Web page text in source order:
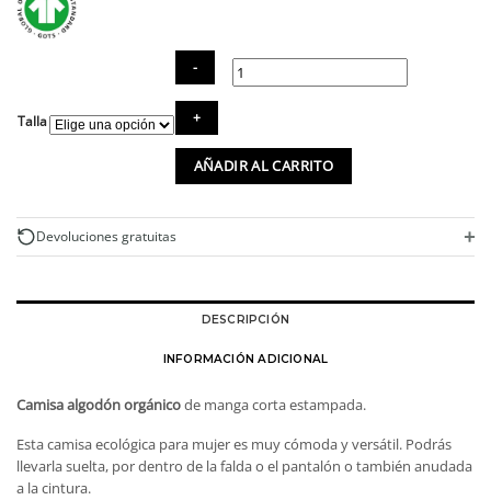
Talla
orgánico
estampado
dragones
AÑADIR AL CARRITO
Devoluciones gratuitas +
DESCRIPCIÓN
INFORMACIÓN ADICIONAL
Camisa algodón orgánicode manga corta estampada.
Esta camisa ecológica para mujer es muy cómoda y versátil. Podrás
llevarla suelta, por dentro de la falda o el pantalón o también anudada
a la cintura.